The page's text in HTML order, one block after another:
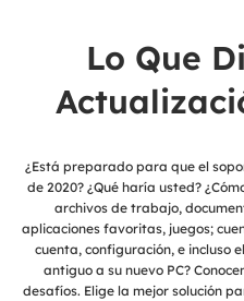
Lo Que
¿Está preparado para que el
de 2020? ¿Qué haría usted?
archivos de trabajo,
aplicaciones favoritas, juegos;
cuenta, configuración, e incluso
antiguo a su nuevo PC?
desafíos. Elige la mejor solución